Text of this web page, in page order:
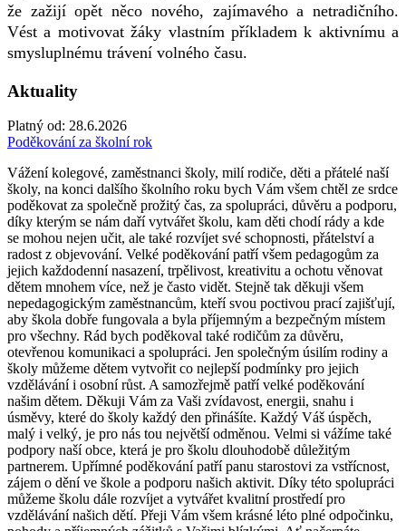
že zažijí opět něco nového, zajímavého a netradičního.
Vést a motivovat žáky vlastním příkladem k aktivnímu a
smysluplnému trávení volného času.
Aktuality
Platný od: 28.6.2026
Poděkování za školní rok
Vážení kolegové, zaměstnanci školy, milí rodiče, děti a přátelé naší
školy, na konci dalšího školního roku bych Vám všem chtěl ze srdce
poděkovat za společně prožitý čas, za spolupráci, důvěru a podporu,
díky kterým se nám daří vytvářet školu, kam děti chodí rády a kde
se mohou nejen učit, ale také rozvíjet své schopnosti, přátelství a
radost z objevování. Velké poděkování patří všem pedagogům za
jejich každodenní nasazení, trpělivost, kreativitu a ochotu věnovat
dětem mnohem více, než je často vidět. Stejně tak děkuji všem
nepedagogickým zaměstnancům, kteří svou poctivou prací zajišťují,
aby škola dobře fungovala a byla příjemným a bezpečným místem
pro všechny. Rád bych poděkoval také rodičům za důvěru,
otevřenou komunikaci a spolupráci. Jen společným úsilím rodiny a
školy můžeme dětem vytvořit co nejlepší podmínky pro jejich
vzdělávání i osobní růst. A samozřejmě patří velké poděkování
našim dětem. Děkuji Vám za Vaši zvídavost, energii, snahu i
úsměvy, které do školy každý den přinášíte. Každý Váš úspěch,
malý i velký, je pro nás tou největší odměnou. Velmi si vážíme také
podpory naší obce, která je pro školu dlouhodobě důležitým
partnerem. Upřímné poděkování patří panu starostovi za vstřícnost,
zájem o dění ve škole a podporu našich aktivit. Díky této spolupráci
můžeme školu dále rozvíjet a vytvářet kvalitní prostředí pro
vzdělávání našich dětí. Přeji Vám všem krásné léto plné odpočinku,